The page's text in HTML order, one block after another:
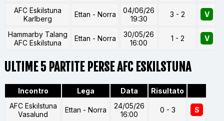
AFC Eskilstuna
Karlberg
Ettan - Norra
04/06/26
19:30
3 - 2 V
Hammarby Talang
AFC Eskilstuna
Ettan - Norra
30/05/26
16:00
1 - 2 V
ULTIME 5 PARTITE PERSE AFC ESKILSTUNA
Incontro Lega Data
Risultato
AFC Eskilstuna
Vasalund
Ettan - Norra
24/05/26
16:00
0 - 3 S